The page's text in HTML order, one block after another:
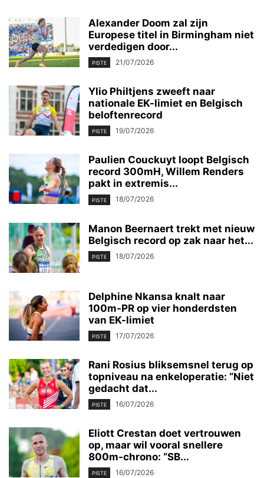
Alexander Doom zal zijn
Europese titel in Birmingham niet
verdedigen door...
PISTE 21/07/2026
Ylio Philtjens zweeft naar
nationale EK-limiet en Belgisch
beloftenrecord
PISTE 19/07/2026
Paulien Couckuyt loopt Belgisch
record 300mH, Willem Renders
pakt in extremis...
PISTE 18/07/2026
Manon Beernaert trekt met nieuw
Belgisch record op zak naar het...
PISTE 18/07/2026
Delphine Nkansa knalt naar
100m-PR op vier honderdsten
van EK-limiet
PISTE 17/07/2026
Rani Rosius bliksemsnel terug op
topniveau na enkeloperatie: “Niet
gedacht dat...
PISTE 16/07/2026
Eliott Crestan doet vertrouwen
op, maar wil vooral snellere
800m-chrono: “SB...
PISTE 16/07/2026